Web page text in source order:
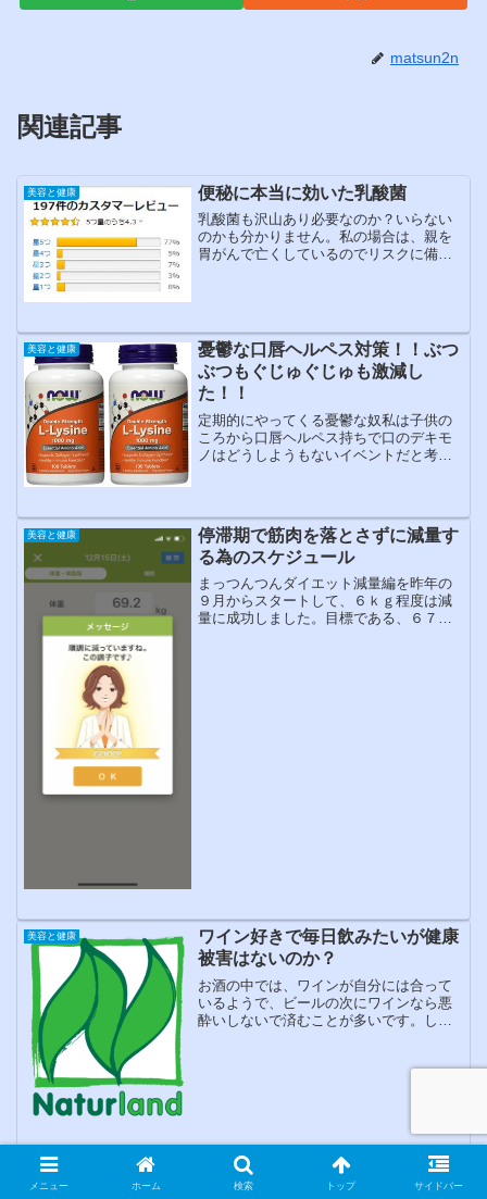
matsun2n
関連記事
美容と健康 便秘に本当に効いた乳酸菌
乳酸菌も沢山あり必要なのか？いらない
のかも分かりません。私の場合は、親を
胃がんで亡くしているのでリスクに備え
美容と健康
憂鬱な口唇ヘルペス対策！！ぶつ
ぶつもぐじゅぐじゅも激減し
た！！
定期的にやってくる憂鬱な奴私は子供の
ころから口唇ヘルペス持ちで口のデキモ
ノはどうしようもないイベントだと考え
さぶたになり、かさぶたを...
美容と健康
停滞期で筋肉を落とさずに減量す
る為のスケジュール
まっつんつんダイエット減量編を昨年の
９月からスタートして、６ｋｇ程度は減
量に成功しました。目標である、６７ｋ
美容と健康
ワイン好きで毎日飲みたいが健康
被害はないのか？
お酒の中では、ワインが自分には合って
いるようで、ビールの次にワインなら悪
酔いしないで済むことが多いです。しか
ればいい事なのですが、好きなワインで
美容と健康
腰痛持ちじゃないのに腰に激痛
が・・・原因は何？
メニュー ホーム 検索 トップ サイドバー